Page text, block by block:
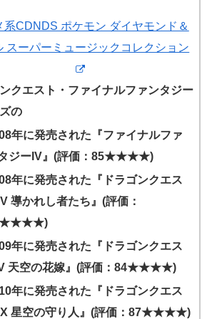
系CDNDS ポケモン ダイヤモンド＆
スーパーミュージックコレクション
ンクエスト・ファイナルファンタジー
の
年に発売された『ファイナルファ
ジーIV』(評価：85★★★★)
年に発売された『ドラゴンクエス
導かれし者たち』(評価：
年に発売された『ドラゴンクエス
V 天空の花嫁』(評価：84★★★★)
年に発売された『ドラゴンクエス
IX 星空の守り人』(評価：87★★★★)